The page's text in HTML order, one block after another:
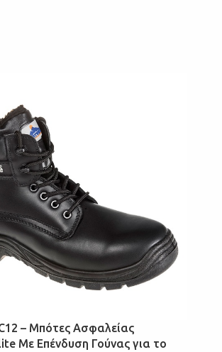
– Μπότες Ασφαλείας
Με Επένδυση Γούνας για το